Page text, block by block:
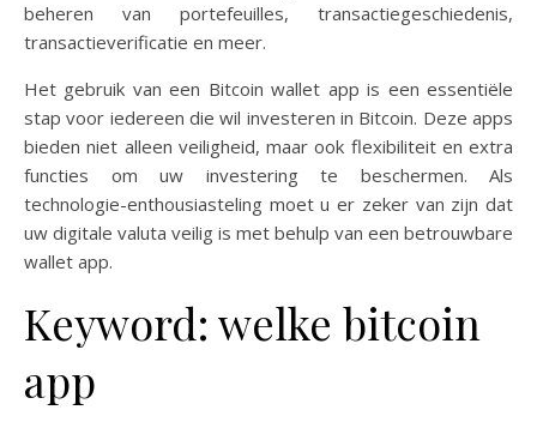
beheren van portefeuilles, transactiegeschiedenis,
transactieverificatie en meer.
Het gebruik van een Bitcoin wallet app is een essentiële
stap voor iedereen die wil investeren in Bitcoin. Deze apps
bieden niet alleen veiligheid, maar ook flexibiliteit en extra
functies om uw investering te beschermen. Als
technologie-enthousiasteling moet u er zeker van zijn dat
uw digitale valuta veilig is met behulp van een betrouwbare
wallet app.
Keyword: welke bitcoin
app